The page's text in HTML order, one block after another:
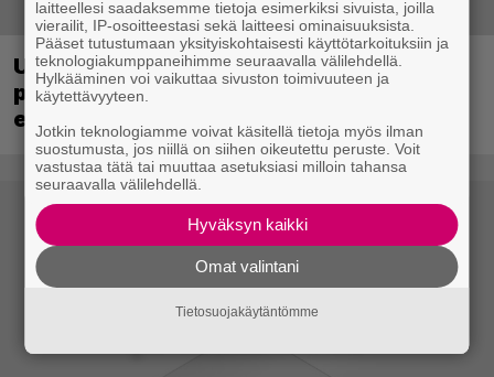
Ubisoft vahvisti uuden Ghost Recon -
pelin – kutsuu pelaajat mukaan
ennakkotestiin
laitteellesi saadaksemme tietoja esimerkiksi sivuista, joilla
vierailit, IP-osoitteestasi sekä laitteesi ominaisuuksista.
Pääset tutustumaan yksityiskohtaisesti käyttötarkoituksiin ja
teknologiakumppaneihimme seuraavalla välilehdellä.
Hylkääminen voi vaikuttaa sivuston toimivuuteen ja
käytettävyyteen.
Jotkin teknologiamme voivat käsitellä tietoja myös ilman
suostumusta, jos niillä on siihen oikeutettu peruste. Voit
vastustaa tätä tai muuttaa asetuksiasi milloin tahansa
seuraavalla välilehdellä.
Hyväksyn kaikki
Omat valintani
Tietosuojakäytäntömme